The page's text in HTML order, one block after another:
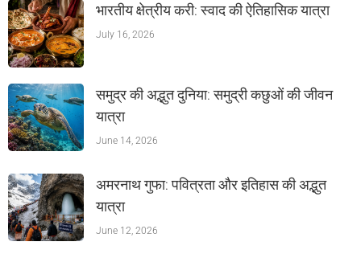
भारतीय क्षेत्रीय करी: स्वाद की ऐतिहासिक यात्रा
July 16, 2026
समुद्र की अद्भुत दुनिया: समुद्री कछुओं की जीवन
यात्रा
June 14, 2026
अमरनाथ गुफा: पवित्रता और इतिहास की अद्भुत
यात्रा
June 12, 2026